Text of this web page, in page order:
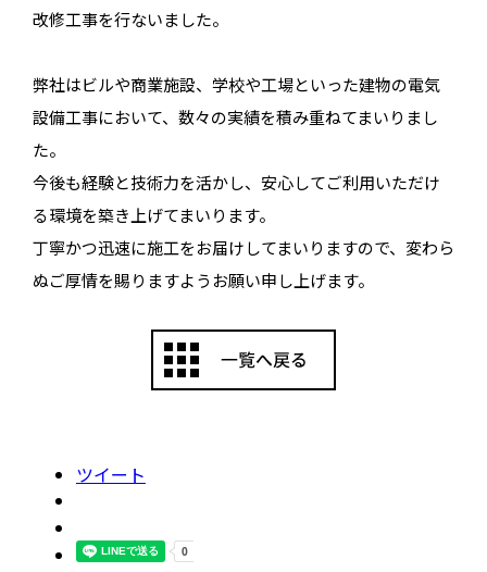
改修工事を行ないました。
弊社はビルや商業施設、学校や工場といった建物の電気
設備工事において、数々の実績を積み重ねてまいりまし
た。
今後も経験と技術力を活かし、安心してご利用いただけ
る環境を築き上げてまいります。
丁寧かつ迅速に施工をお届けしてまいりますので、変わら
ぬご厚情を賜りますようお願い申し上げます。
ツイート